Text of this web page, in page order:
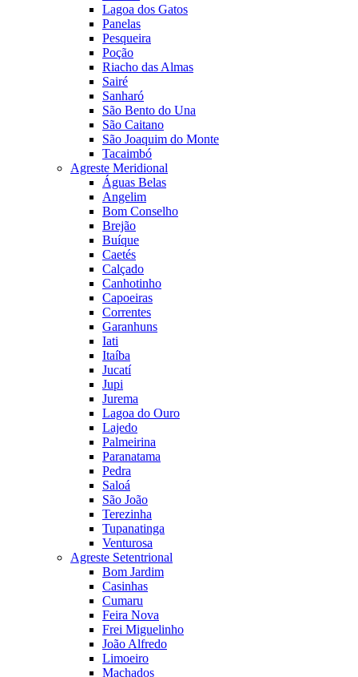
Lagoa dos Gatos
Panelas
Pesqueira
Poção
Riacho das Almas
Sairé
Sanharó
São Bento do Una
São Caitano
São Joaquim do Monte
Tacaimbó
Agreste Meridional
Águas Belas
Angelim
Bom Conselho
Brejão
Buíque
Caetés
Calçado
Canhotinho
Capoeiras
Correntes
Garanhuns
Iati
Itaíba
Jucatí
Jupi
Jurema
Lagoa do Ouro
Lajedo
Palmeirina
Paranatama
Pedra
Saloá
São João
Terezinha
Tupanatinga
Venturosa
Agreste Setentrional
Bom Jardim
Casinhas
Cumaru
Feira Nova
Frei Miguelinho
João Alfredo
Limoeiro
Machados